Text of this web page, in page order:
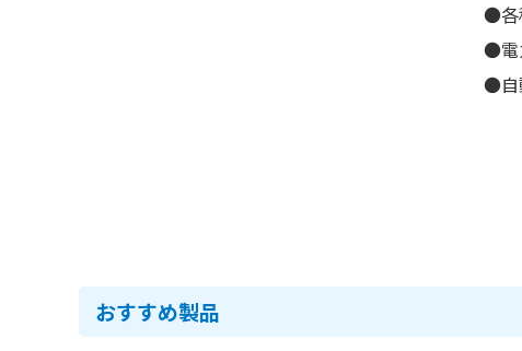
●各
●電
●自
おすすめ製品